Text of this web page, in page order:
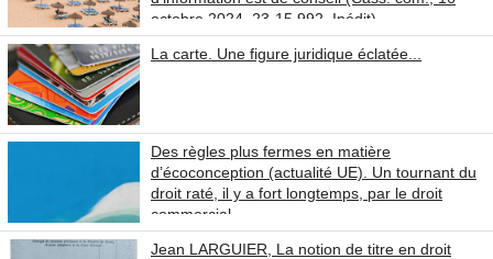
octobre 2024, 23-15.992, Inédit)
La carte. Une figure juridique éclatée...
Des règles plus fermes en matière
d’écoconception (actualité UE). Un tournant du
droit raté, il y a fort longtemps, par le droit
commercial.
Jean LARGUIER, La notion de titre en droit